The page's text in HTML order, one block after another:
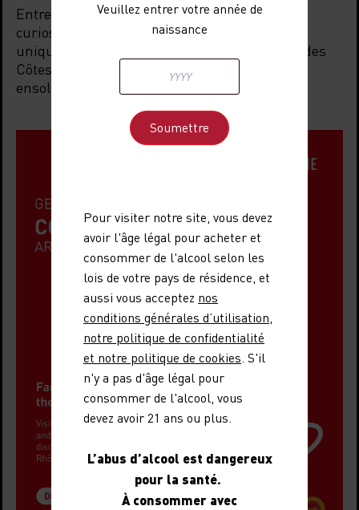
Entre amis, en famille ou simplement par
curiosité, laissez-vous tenter par un moment
unique au cœur de votre marché. La Cabane des
Côtes du Rhône vous promet une escale
ensoleillée, tout près de chez vous.
Veuillez entrer votre année de
naissance
Pour visiter notre site, vous devez
avoir l'âge légal pour acheter et
consommer de l'alcool selon les
lois de votre pays de résidence, et
aussi vous acceptez nos
conditions générales d’utilisation,
notre politique de confidentialité
et notre politique de cookies. S'il
n'y a pas d'âge légal pour
consommer de l'alcool, vous
devez avoir 21 ans ou plus.
L’abus d’alcool est dangereux
pour la santé.
À consommer avec